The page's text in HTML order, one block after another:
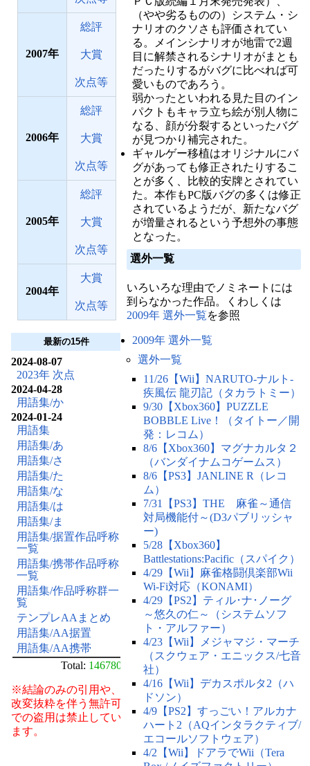
2007
総評
大賞
次点等
2006
総評
大賞
次点等
2005
総評
大賞
次点等
2004
大賞
次点等
最新の15件
2024-08-07
2023年 次点
2024-04-28
用語集/か
2024-01-24
用語集
用語集/あ
用語集/さ
用語集/た
用語集/な
用語集/は
用語集/ま
用語集/据置作品呼称
一覧
用語集/携帯作品呼称
一覧
用語集/作品呼称群一
覧
テンプレAAまとめ
用語集/AA据置
用語集/AA携帯
Total: 146780
※結論のみの引用や、
改変抜粋を伴う無許可
での盗用は禁止してい
ます。
（やや劣るものの）システム・シ
ナリオのクソさも評価されてい
る。メインシナリオが地雷で2週
目に解禁されるシナリオがまとも
だったりするがバグに比べれば可
愛いものであろう。
弱かったといわれる見た目のイン
パクトもキャラ立ち絵が別人物に
なる、顔が分裂するといったバグ
が見つかり補完された。
ギャルゲー移植はオリジナルにバ
グがあっても修正されたりするこ
とが多く、比較的安牌とされてい
た。本作もPC版バグの多くは修正
されているようだが、新たなバグ
が増量されるという予想外の事態
となった。
選外一覧
いろいろな理由でノミネートには
到らなかった作品。くわしくは
2009年 選外一覧を参照
2009年 選外一覧
選外一覧
11/26【Wii】NARUTO-ナルト-
疾風伝 龍刃記（タカラトミー）
9/30【Xbox360】PUZZLE
BOBBLE Live！（タイトー／開
発：レコム）
8/6【Xbox360】マグナカルタ２
（バンダイナムコゲームス）
8/6【PS3】JANLINE R（レコ
ム）
7/31【PS3】THE 麻雀～通信
対局機能付～(D3パブリッシャ
ー)
5/28【Xbox360】
Battlestations:Pacific（スパイク）
4/29【Wii】麻雀格闘倶楽部Wii
Wi-Fi対応（KONAMI）
4/29【PS2】ティル･ナ･ノーグ
～悠久の仁～（システムソフ
ト・アルファー）
4/23【Wii】メジャマジ・マーチ
（スクウェア・エニックス/七音
社）
4/16【Wii】デカスポルタ2（ハ
ドソン）
4/9【PS2】すっごい！アルカナ
ハート2（AQインタラクティブ/
エコールソフトウェア）
4/2【Wii】ドアラでWii（Tera